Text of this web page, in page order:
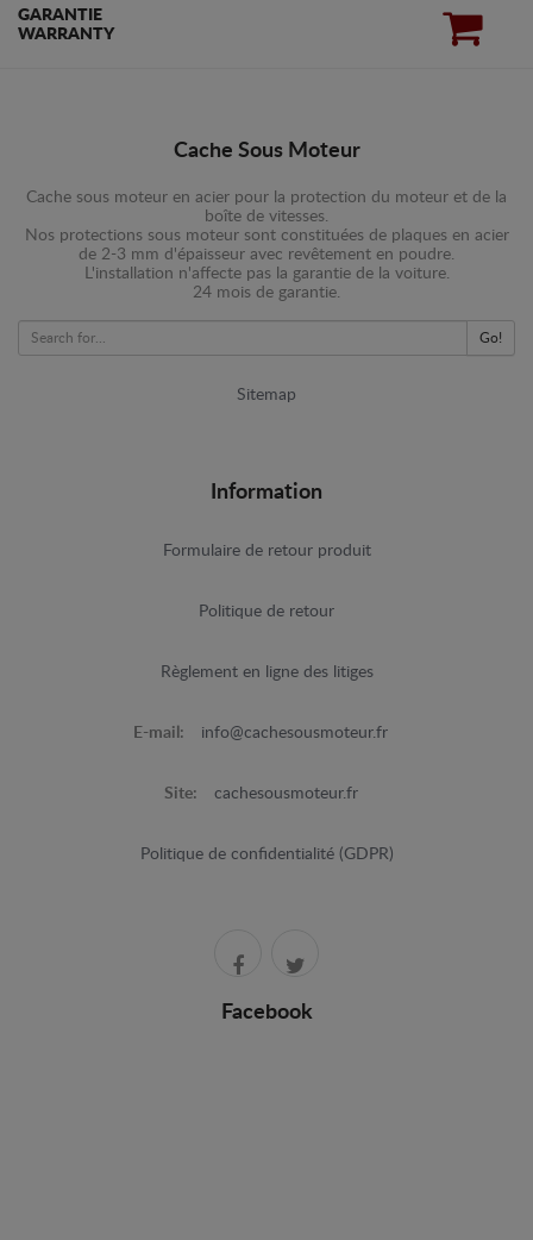
GARANTIE
WARRANTY
Cache Sous Moteur
Cache sous moteur en acier pour la protection du moteur et de la
boîte de vitesses.
Nos protections sous moteur sont constituées de plaques en acier
de 2-3 mm d'épaisseur avec revêtement en poudre.
L'installation n'affecte pas la garantie de la voiture.
24 mois de garantie.
Go!
Sitemap
Information
Formulaire de retour produit
Politique de retour
Règlement en ligne des litiges
E-mail: info@cachesousmoteur.fr
Site: cachesousmoteur.fr
Politique de confidentialité (GDPR)
Facebook